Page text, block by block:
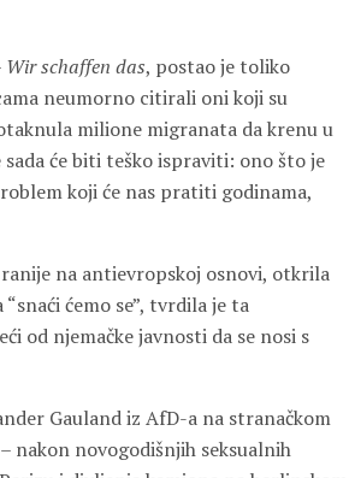
Wir schaffen das, postao je toliko
neumorno citirali oni koji su
milione migranata da krenu u
će biti teško ispraviti: ono što je
koji će nas pratiti godinama,
na antievropskoj osnovi, otkrila
ćemo se”, tvrdila je ta
od njemačke javnosti da se nosi s
Gauland iz AfD-a na stranačkom
nakon novogodišnjih seksualnih